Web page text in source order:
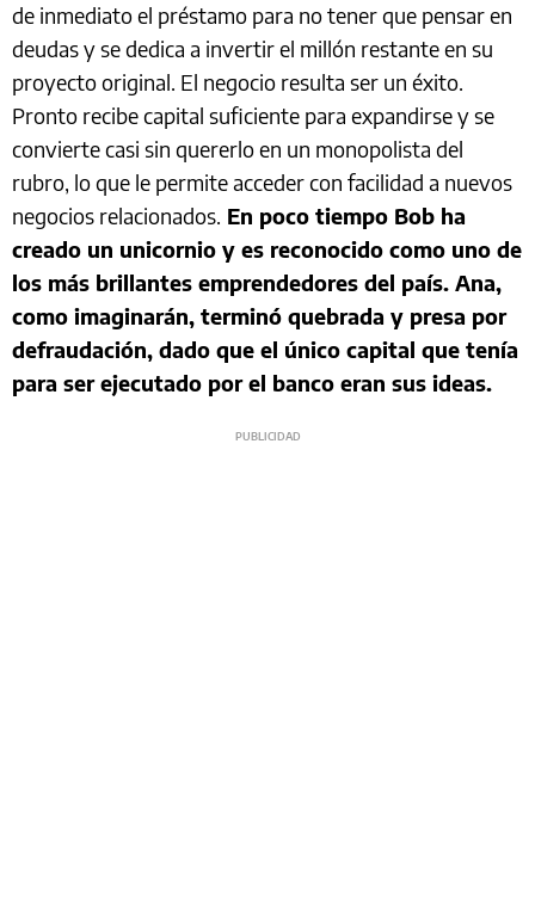
de inmediato el préstamo para no tener que pensar en
deudas y se dedica a invertir el millón restante en su
proyecto original. El negocio resulta ser un éxito.
Pronto recibe capital suficiente para expandirse y se
convierte casi sin quererlo en un monopolista del
rubro, lo que le permite acceder con facilidad a nuevos
negocios relacionados. En poco tiempo Bob ha
creado un unicornio y es reconocido como uno de
los más brillantes emprendedores del país. Ana,
como imaginarán, terminó quebrada y presa por
defraudación, dado que el único capital que tenía
para ser ejecutado por el banco eran sus ideas.